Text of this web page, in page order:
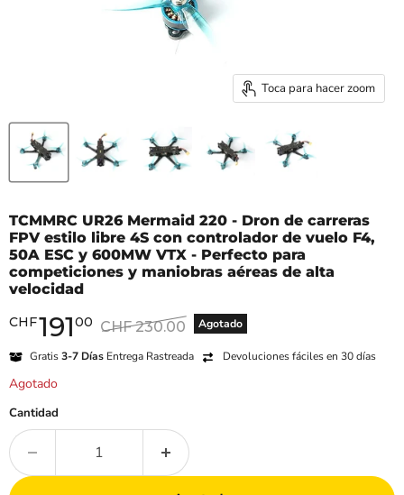
Toca para hacer zoom
TCMMRC UR26 Mermaid 220 - Dron de carreras
FPV estilo libre 4S con controlador de vuelo F4,
50A ESC y 600MW VTX - Perfecto para
competiciones y maniobras aéreas de alta
velocidad
Agotado
Precio actual
CHF19100 Precio original
CHF 230.00
Gratis3-7 Días Entrega Rastreada Devoluciones fáciles en 30 días
Agotado
Cantidad